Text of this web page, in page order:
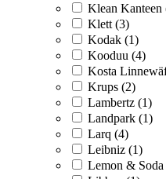
Klean Kanteen
Klett (3)
Kodak (1)
Kooduu (4)
Kosta
Krups (2)
Lambertz (1)
Landpark (1)
Larq (4)
Leibniz (1)
Lemon &